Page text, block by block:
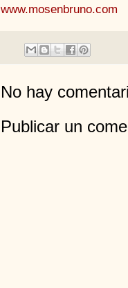
www.mosenbruno.com
No hay
Publicar un